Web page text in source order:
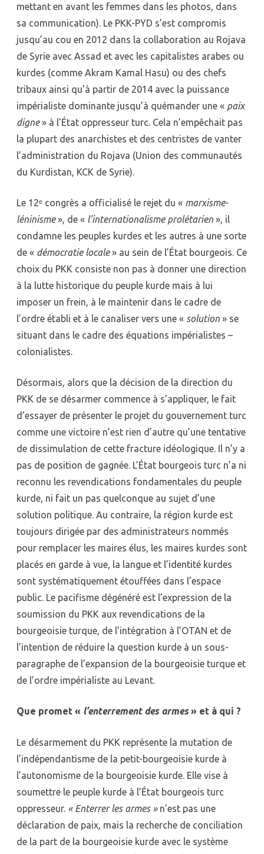
mettant en avant les femmes dans les photos, dans
sa communication). Le PKK-PYD s’est compromis
jusqu’au cou en 2012 dans la collaboration au Rojava
de Syrie avec Assad et avec les capitalistes arabes ou
kurdes (comme Akram Kamal Hasu) ou des chefs
tribaux ainsi qu’à partir de 2014 avec la puissance
impérialiste dominante jusqu’à quémander une « paix
digne» à l’État oppresseur turc. Cela n’empêchait pas
la plupart des anarchistes et des centristes de vanter
l’administration du Rojava (Union des communautés
du Kurdistan, KCK de Syrie).
Le 12ᵉ congrès a officialisé le rejet du « marxisme-
léninisme», de « l’internationalisme prolétarien », il
condamne les peuples kurdes et les autres à une sorte
de « démocratie locale» au sein de l’État bourgeois. Ce
choix du PKK consiste non pas à donner une direction
à la lutte historique du peuple kurde mais à lui
imposer un frein, à le maintenir dans le cadre de
l’ordre établi et à le canaliser vers une « solution » se
situant dans le cadre des équations impérialistes –
colonialistes.
Désormais, alors que la décision de la direction du
PKK de se désarmer commence à s’appliquer, le fait
d’essayer de présenter le projet du gouvernement turc
comme une victoire n’est rien d’autre qu’une tentative
de dissimulation de cette fracture idéologique. Il n’y a
pas de position de gagnée. L’État bourgeois turc n’a ni
reconnu les revendications fondamentales du peuple
kurde, ni fait un pas quelconque au sujet d’une
solution politique. Au contraire, la région kurde est
toujours dirigée par des administrateurs nommés
pour remplacer les maires élus, les maires kurdes sont
placés en garde à vue, la langue et l’identité kurdes
sont systématiquement étouffées dans l’espace
public. Le pacifisme dégénéré est l’expression de la
soumission du PKK aux revendications de la
bourgeoisie turque, de l’intégration à l’OTAN et de
l’intention de réduire la question kurde à un sous-
paragraphe de l’expansion de la bourgeoisie turque et
de l’ordre impérialiste au Levant.
Que promet « l’enterrement des armes» et à qui ?
Le désarmement du PKK représente la mutation de
l’indépendantisme de la petit-bourgeoisie kurde à
l’autonomisme de la bourgeoisie kurde. Elle vise à
soumettre le peuple kurde à l’État bourgeois turc
oppresseur. «Enterrer les armes »n’est pas une
déclaration de paix, mais la recherche de conciliation
de la part de la bourgeoisie kurde avec le système